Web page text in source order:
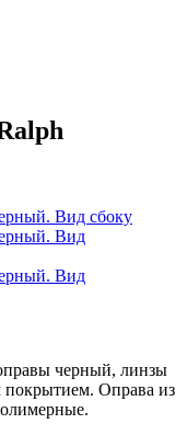
черный, линзы
Оправа из